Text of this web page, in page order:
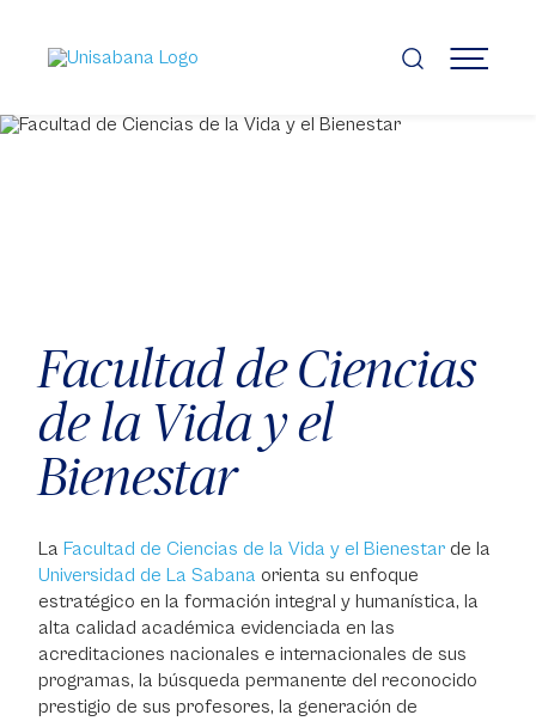
contenido
principal
MENÚ
Facultad de Ciencias
de la Vida y el
Bienestar
La Facultad de Ciencias de la Vida y el Bienestar de la
Universidad de La Sabana orienta su enfoque
estratégico en la formación integral y humanística, la
alta calidad académica evidenciada en las
acreditaciones nacionales e internacionales de sus
programas, la búsqueda permanente del reconocido
prestigio de sus profesores, la generación de